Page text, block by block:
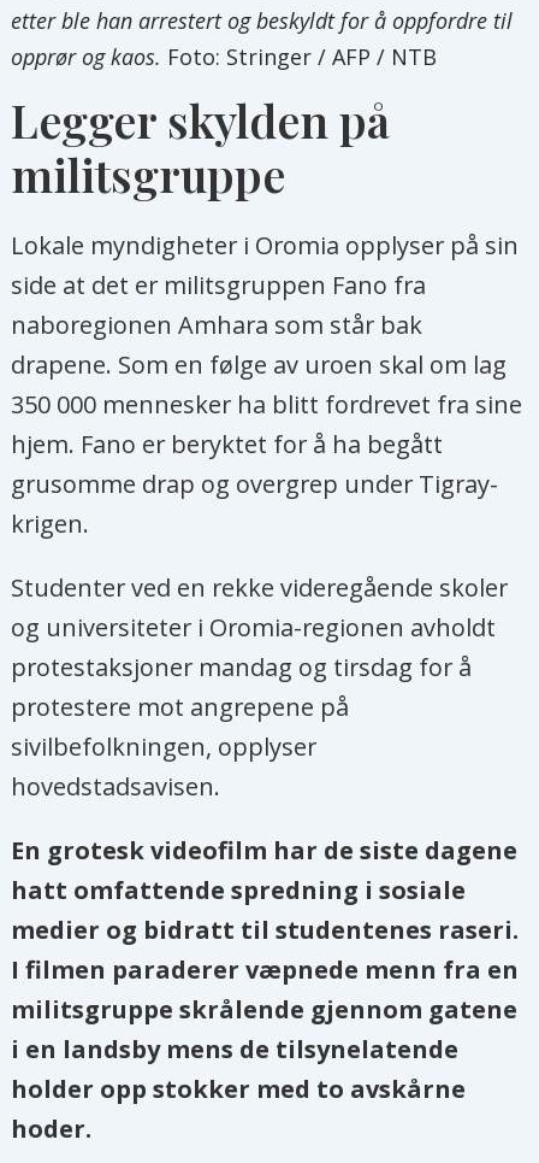
etter ble han arrestert og beskyldt for å oppfordre til
opprør og kaos. Foto: Stringer / AFP / NTB
Legger skylden på
militsgruppe
Lokale myndigheter i Oromia opplyser på sin
side at det er militsgruppen Fano fra
naboregionen Amhara som står bak
drapene. Som en følge av uroen skal om lag
350 000 mennesker ha blitt fordrevet fra sine
hjem. Fano er beryktet for å ha begått
grusomme drap og overgrep under Tigray-
krigen.
Studenter ved en rekke videregående skoler
og universiteter i Oromia-regionen avholdt
protestaksjoner mandag og tirsdag for å
protestere mot angrepene på
sivilbefolkningen, opplyser
hovedstadsavisen.
En grotesk videofilm har de siste dagene
hatt omfattende spredning i sosiale
medier og bidratt til studentenes raseri.
I filmen paraderer væpnede menn fra en
militsgruppe skrålende gjennom gatene
i en landsby mens de tilsynelatende
holder opp stokker med to avskårne
hoder.